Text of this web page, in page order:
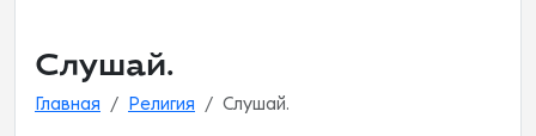
Слушай.
Главная Религия Слушай.